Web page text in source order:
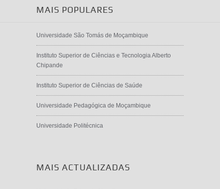
MAIS POPULARES
Universidade São Tomás de Moçambique
Instituto Superior de Ciências e Tecnologia Alberto
Chipande
Instituto Superior de Ciências de Saúde
Universidade Pedagógica de Moçambique
Universidade Politécnica
MAIS ACTUALIZADAS